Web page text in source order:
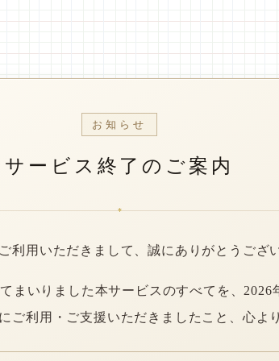
お知らせ
サービス終了のご案内
*
利用いただきまして、誠にありがとうござ
まいりました本サービスのすべてを、2026
ご利用・ご支援いただきましたこと、心よ